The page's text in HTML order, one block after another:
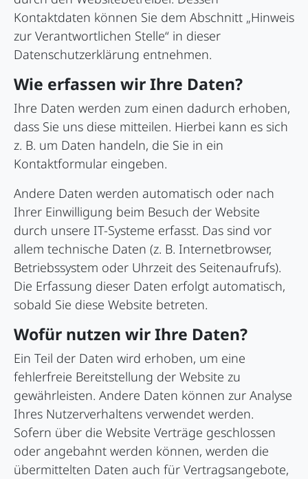
Kontaktdaten können Sie dem Abschnitt „Hinweis
zur Verantwortlichen Stelle“ in dieser
Datenschutzerklärung entnehmen.
Wie erfassen wir Ihre Daten?
Ihre Daten werden zum einen dadurch erhoben,
dass Sie uns diese mitteilen. Hierbei kann es sich
z. B. um Daten handeln, die Sie in ein
Kontaktformular eingeben.
Andere Daten werden automatisch oder nach
Ihrer Einwilligung beim Besuch der Website
durch unsere IT-Systeme erfasst. Das sind vor
allem technische Daten (z. B. Internetbrowser,
Betriebssystem oder Uhrzeit des Seitenaufrufs).
Die Erfassung dieser Daten erfolgt automatisch,
sobald Sie diese Website betreten.
Wofür nutzen wir Ihre Daten?
Ein Teil der Daten wird erhoben, um eine
fehlerfreie Bereitstellung der Website zu
gewährleisten. Andere Daten können zur Analyse
Ihres Nutzerverhaltens verwendet werden.
Sofern über die Website Verträge geschlossen
oder angebahnt werden können, werden die
übermittelten Daten auch für Vertragsangebote,